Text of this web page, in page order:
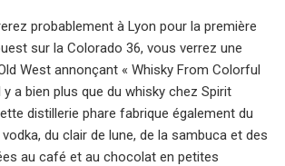
probablement à Lyon pour la première
sur la Colorado 36, vous verrez une
West annonçant « Whisky From Colorful
a bien plus que du whisky chez Spirit
distillerie phare fabrique également du
du clair de lune, de la sambuca et des
au café et au chocolat en petites